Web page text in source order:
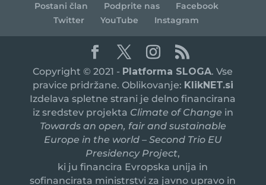
Postani član
Podprite nas
Facebook
Twitter
YouTube Instagram
Copyright © 2021 - Platforma SLOGA. Vse
pravice pridržane. Oblikovanje: KlikNET.si
Izdelava spletne strani je delno financirana
iz sredstev projekta Climate of Change in
Towards an open, fair and sustainable
Europe in the world – Second Trio EU
Presidency Project,
ki ju financira Evropska unija in
sofinancirata ministrstvi za javno upravo in